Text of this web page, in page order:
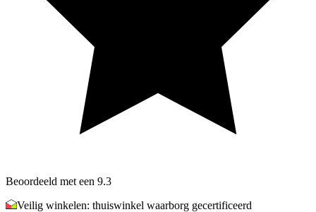
Beoordeeld met een 9.3
Veilig winkelen: thuiswinkel waarborg gecertificeerd